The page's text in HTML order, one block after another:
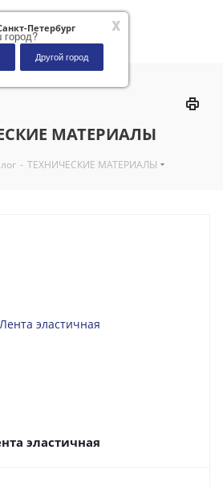
x
Петербург
Другой город
МАТЕРИАЛЫ
- ТЕХНИЧЕСКИЕ МАТЕРИАЛЫ
эластичная